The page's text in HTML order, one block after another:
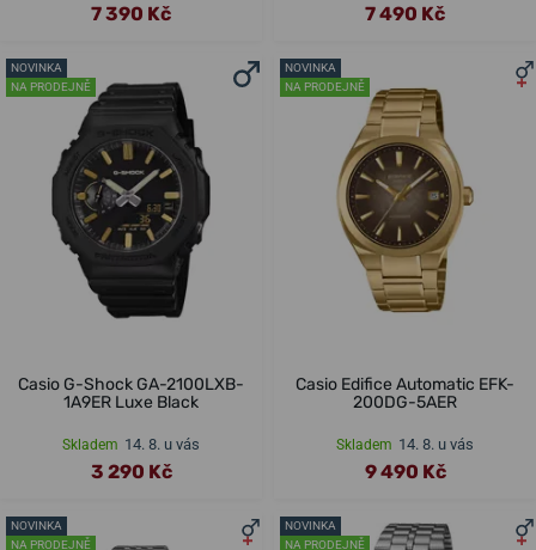
7 390 Kč 7 490 Kč
NOVINKA
NA PRODEJNĚ
Casio G-Shock GA-2100LXB-
1A9ER Luxe Black
Skladem 14. 8. u vás
3 290 Kč
NOVINKA
NA PRODEJNĚ
Casio Edifice Automatic EFK-
200DG-5AER
Skladem 14. 8. u vás
9 490 Kč
NOVINKA
NA PRODEJNĚ
NOVINKA
NA PRODEJNĚ